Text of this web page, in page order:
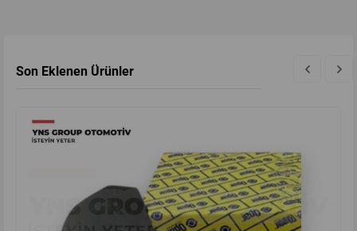
Son Eklenen Ürünler
yeni